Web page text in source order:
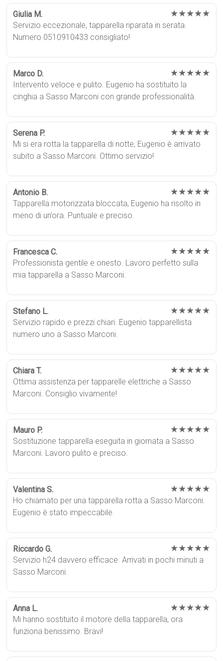
Giulia M. ★★★★★
Servizio eccezionale, tapparella riparata in serata.
Numero 0510910433 consigliato!
Marco D. ★★★★★
Intervento veloce e pulito. Eugenio ha sostituito la
cinghia a Sasso Marconi con grande professionalità.
Serena P. ★★★★★
Mi si era rotta la tapparella di notte, Eugenio è arrivato
subito a Sasso Marconi. Ottimo servizio!
Antonio B. ★★★★★
Tapparella motorizzata bloccata, Eugenio ha risolto in
meno di un’ora. Puntuale e preciso.
Francesca C. ★★★★★
Professionista gentile e onesto. Lavoro perfetto sulla
mia tapparella a Sasso Marconi.
Stefano L. ★★★★★
Servizio rapido e prezzi chiari. Eugenio tapparellista
numero uno a Sasso Marconi.
Chiara T. ★★★★★
Ottima assistenza per tapparelle elettriche a Sasso
Marconi. Consiglio vivamente!
Mauro P. ★★★★★
Sostituzione tapparella eseguita in giornata a Sasso
Marconi. Lavoro pulito e preciso.
Valentina S. ★★★★★
Ho chiamato per una tapparella rotta a Sasso Marconi.
Eugenio è stato impeccabile.
Riccardo G. ★★★★★
Servizio h24 davvero efficace. Arrivati in pochi minuti a
Sasso Marconi.
Anna L. ★★★★★
Mi hanno sostituito il motore della tapparella, ora
funziona benissimo. Bravi!